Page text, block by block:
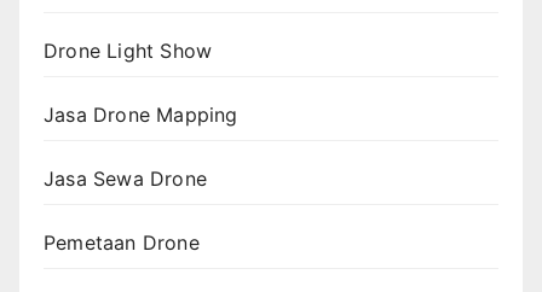
Drone Light Show
Jasa Drone Mapping
Jasa Sewa Drone
Pemetaan Drone